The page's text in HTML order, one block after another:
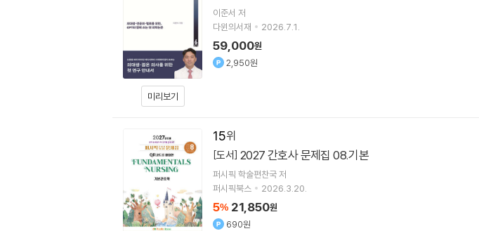
미리보기
이준서 저
다윈의서재
2026.7.1.
59,000원
2,950원
15
[도서] 2027 간호사 문제집 08.기본
퍼시픽 학술편찬국저
퍼시픽북스
2026.3.20.
5% 21,850원
690원